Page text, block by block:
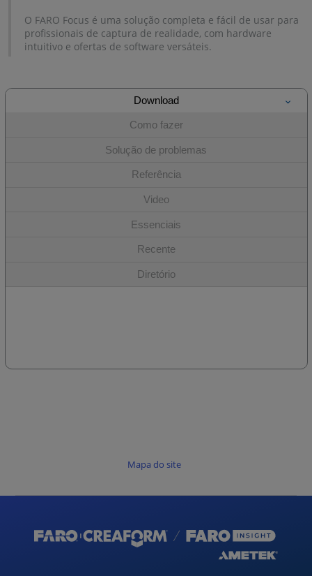
O FARO Focus é uma solução completa e fácil de usar para
profissionais de captura de realidade, com hardware
intuitivo e ofertas de software versáteis.
Download
Como fazer
Solução de problemas
Referência
Video
Essenciais
Recente
Diretório
Mapa do site